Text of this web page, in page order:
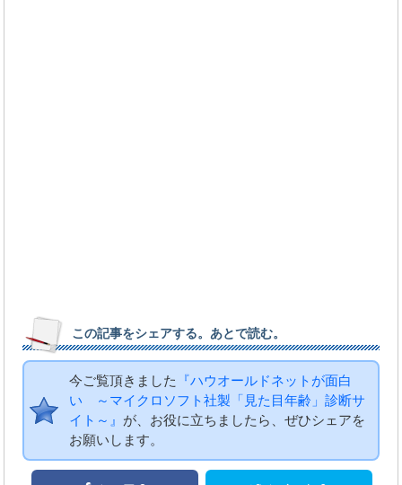
この記事をシェアする。あとで読む。
今ご覧頂きました
『ハウオールドネットが面白
い ～マイクロソフト社製「見た目年齢」診断サ
イト～』 が、お役に立ちましたら、ぜひシェアを
お願いします。